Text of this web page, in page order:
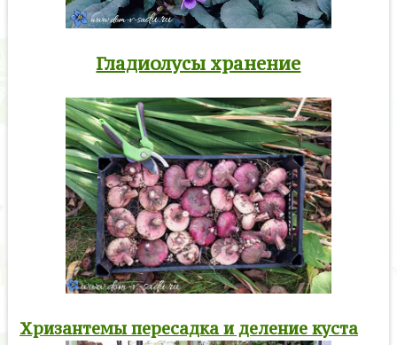
Гладиолусы хранение
Хризантемы пересадка и деление куста